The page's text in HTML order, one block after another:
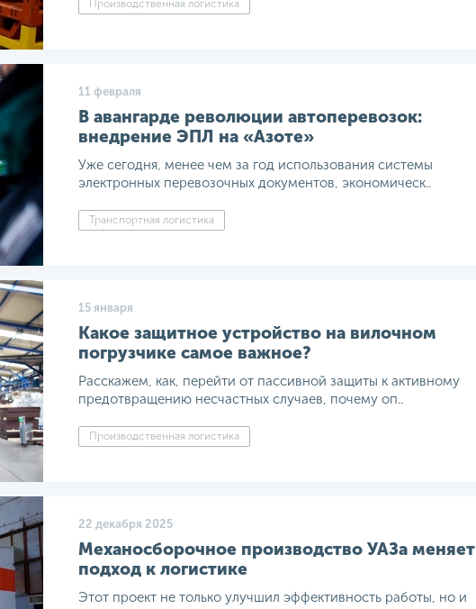
Производственная логистика
11 февраля
В авангарде революции автоперевозок:
внедрение ЭПЛ на «Азоте»
Уже сегодня, менее чем за год использования системы
электронных перевозочных документов, экономическ..
Транспортная логистика
15 января
Какое защитное устройство на вилочном
погрузчике самое важное?
Расскажем, как, перейти от пассивной защиты к активному
предотвращению несчастных случаев, почему оп..
Производственная логистика
22 декабря 2025
Механосборочное производство УАЗа меняет
подход к логистике
Этот проект не только улучшил эффективность работы, но и